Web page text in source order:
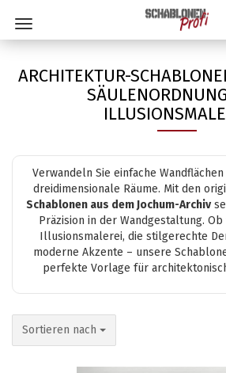
ARCHITEKTUR-
Verwandeln Sie einfache
dreidimensionale Räume. Mit den
Schablonen aus dem Jochum-Archiv
Präzision in der Wandgestaltung.
Illusionsmalerei, die stilgerechte
moderne Akzente – unsere
perfekte Vorlage für
Sortieren nach
Sortieren nach